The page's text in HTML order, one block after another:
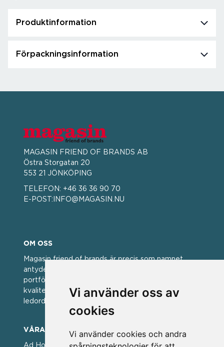
Vi använder oss av
cookies
Vi använder cookies och andra
Produktinformation
Förpackningsinformation
MAGASIN FRIEND OF BRANDS AB
Östra Storgatan 20
553 21 JÖNKÖPING
TELEFON: +46 36 36 90 70
E-POST: INFO@MAGASIN.NU
OM OSS
Magasin friend of brands är precis som namnet
antyder; en vän av varumärken. Vi har idag en stor
portfölj med välkända varumärken med hög
kvalitet. För oss har kvalitet alltid varit ett av
ledorden och som styrt vår verksamhet.
VÅRA VARUMÄRKEN
Ad Hoc ▪ Bialetti ▪ Cole & Mason ▪ Caps Me ▪